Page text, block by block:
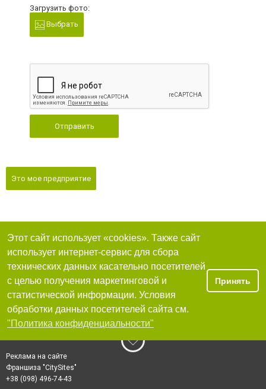
Загрузить фото:
Выбрать
Отправить
Это мое предприятие
Этот сайт использует «cookies». Также сайт
использует интернет-сервис для сбора
технических данных касательно посетителей
с целью получения маркетинговой и
статистической информации. Условия
обработки данных посетителей сайта см.
"Политика конфиденциальности"
Принять
Реклама на сайте
Франшиза "CitySites"
+38 (098) 496-74-43